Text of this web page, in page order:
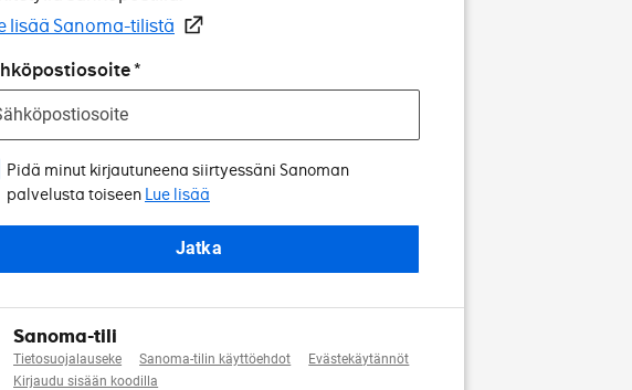
lisää Sanoma-tilistä
Pidä minut kirjautuneena siirtyessäni Sanoman
palvelusta toiseen Lue lisää
Jatka
Sanoma-tili
Tietosuojalauseke Sanoma-tilin käyttöehdot
Evästekäytännöt
Kirjaudu sisään koodilla